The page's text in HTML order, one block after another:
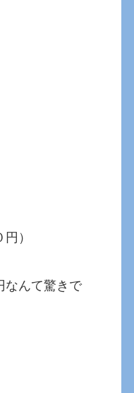
円）
なんて驚きで